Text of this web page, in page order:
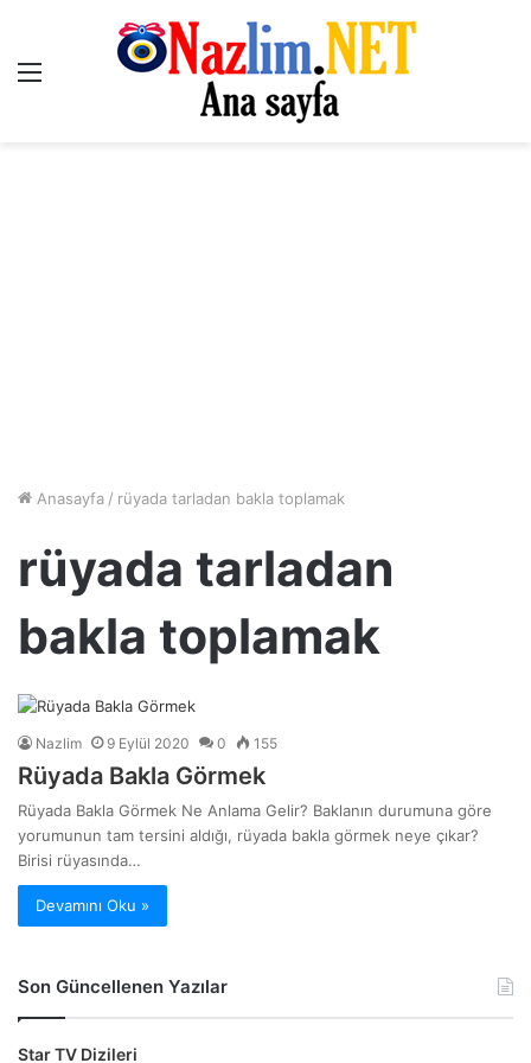
Menü
Anasayfa / rüyada tarladan bakla toplamak
rüyada tarladan
bakla toplamak
Nazlim 9 Eylül 2020 0 155
Rüyada Bakla Görmek
Rüyada Bakla Görmek Ne Anlama Gelir? Baklanın durumuna göre
yorumunun tam tersini aldığı, rüyada bakla görmek neye çıkar?
Birisi rüyasında…
Devamını Oku »
Son Güncellenen Yazılar
Star TV Dizileri